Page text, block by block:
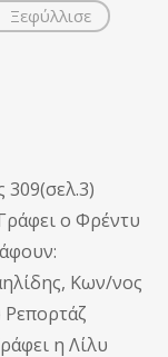
Ξεφύλλισε
309(σελ.3)
ο Φρέντυ
Κων/νος
Ρεπορτάζ
η Λίλυ